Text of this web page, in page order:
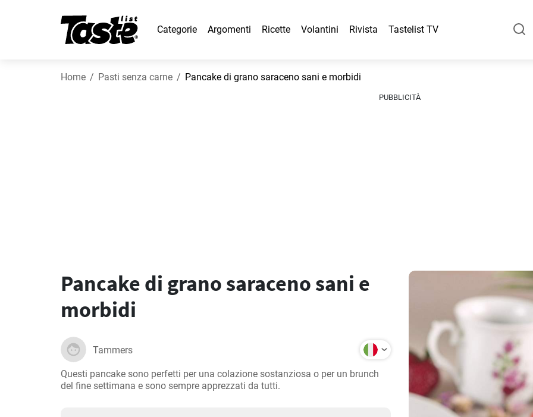
Categorie Argomenti Ricette Volantini Rivista Tastelist TV
Home Pasti senza carne Pancake di grano saraceno sani e morbidi
PUBBLICITÀ
Pancake di grano saraceno sani e
morbidi
Tammers
Questi pancake sono perfetti per una colazione sostanziosa o per un brunch
del fine settimana e sono sempre apprezzati da tutti.